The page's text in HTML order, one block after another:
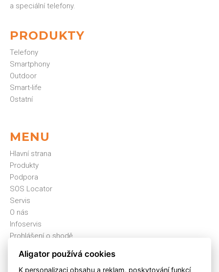
a speciální telefony.
PRODUKTY
Telefony
Smartphony
Outdoor
Smart-life
Ostatní
MENU
Hlavní strana
Produkty
Podpora
SOS Locator
Servis
O nás
Infoservis
Prohlášení o shodě
Cookies
Aligator používá cookies
K personalizaci obsahu a reklam, poskytování funkcí